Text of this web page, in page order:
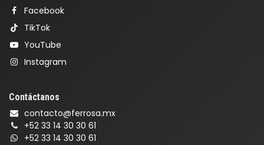
Facebook
TikTok
YouTube
Instagram
Contáctanos
contacto@ferrosa.mx
+52 33 14 30 30 61
+52 33 14 30 30 61